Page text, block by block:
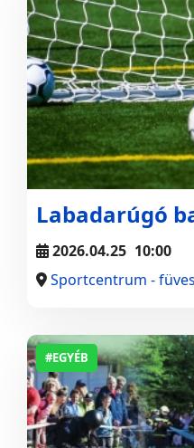
Labadarúgó
2026.04.25 10:00
Sportcentrum -
#EGYÉB